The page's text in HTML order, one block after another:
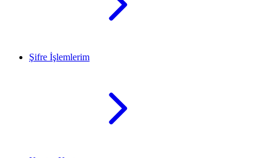
Şifre İşlemlerim